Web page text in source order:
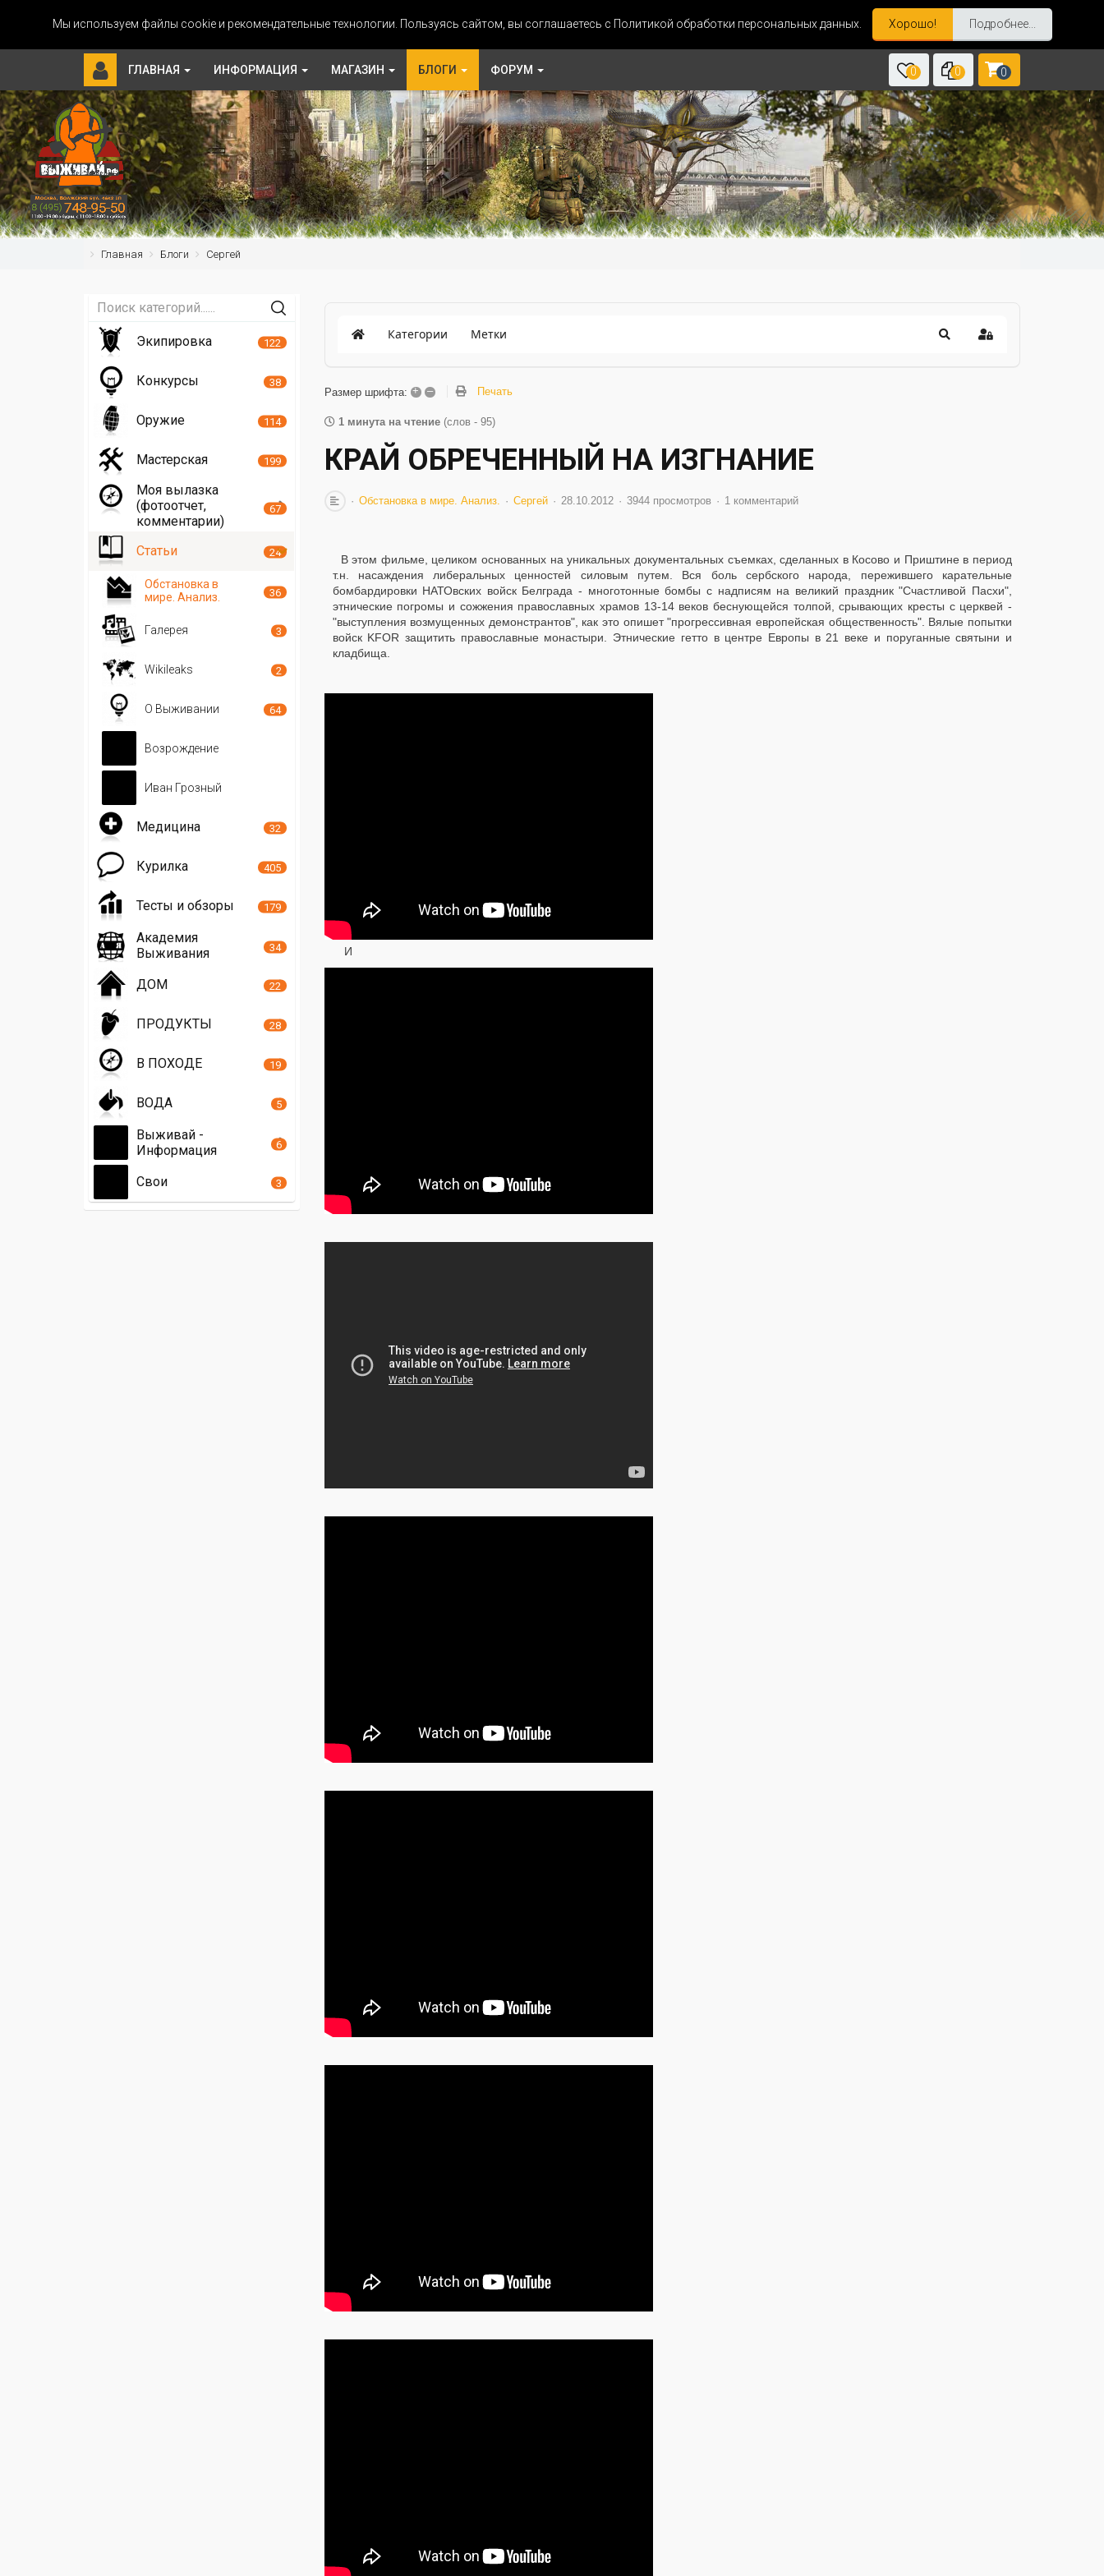
Мы используем файлы cookie и рекомендательные технологии. Пользуясь сайтом, вы соглашаетесь с Политикой обработки персональных данных. Хорошо! Подробнее...
ГЛАВНАЯ ИНФОРМАЦИЯ МАГАЗИН БЛОГИ ФОРУМ 0 0 0
Главная Блоги Сергей
Категории Метки
Размер шрифта: + – Печать
1 минута на чтение (слов - 95)
КРАЙ ОБРЕЧЕННЫЙ НА ИЗГНАНИЕ
Обстановка в мире. Анализ. Сергей 28.10.2012 3944 просмотров 1 комментарий
В этом фильме, целиком основанных на уникальных документальных съемках, сделанных в Косово и Приштине в период
т.н. насаждения либеральных ценностей силовым путем. Вся боль сербского народа, пережившего карательные
бомбардировки НАТОвских войск Белграда - многотонные бомбы с надписям на великий праздник "Счастливой Пасхи",
этнические погромы и сожжения православных храмов 13-14 веков беснующейся толпой, срывающих кресты с церквей -
"выступления возмущенных демонстрантов", как это опишет "прогрессивная европейская общественность". Вялые попытки
войск KFOR защитить православные монастыри. Этнические гетто в центре Европы в 21 веке и поруганные святыни и
кладбища.
И
Экипировка 122
Конкурсы 38
Оружие 114
Мастерская 199
Моя вылазка
(фотоотчет,
комментарии)
67
Статьи 24
Обстановка в
мире. Анализ.
36
Галерея 3
Wikileaks 2
О Выживании 64
Возрождение
Иван Грозный
Медицина 32
Курилка 405
Тесты и обзоры 179
Академия
Выживания
34
ДОМ 22
ПРОДУКТЫ 28
В ПОХОДЕ 19
ВОДА 5
Выживай -
Информация
6
Свои 3